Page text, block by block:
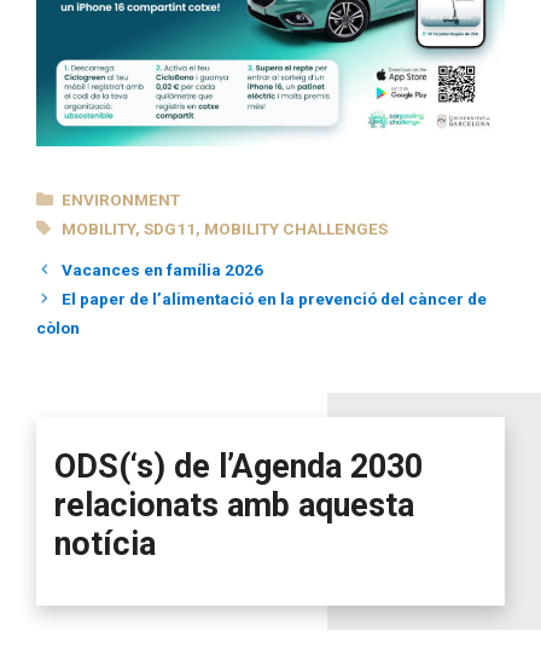
CATEGORIES
ENVIRONMENT
TAGS
MOBILITY,SDG11, MOBILITY CHALLENGES
Vacances en família 2026
El paper de l’alimentació en la prevenció del càncer de
còlon
ODS(‘s) de l’Agenda 2030
relacionats amb aquesta
notícia